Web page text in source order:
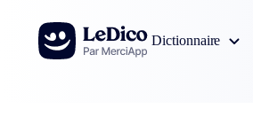
Aller au contenu
Dictionnaire